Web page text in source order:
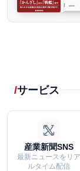
サービス
産業新聞SNS
最新ニュースをリア
ルタイム配信